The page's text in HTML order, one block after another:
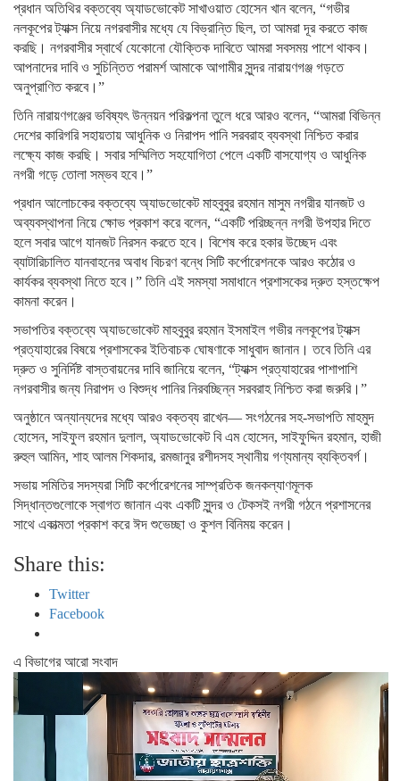
প্রধান অতিথির বক্তব্যে অ্যাডভোকেট সাখাওয়াত হোসেন খান বলেন, “গভীর
নলকূপের ট্যাক্স নিয়ে নগরবাসীর মধ্যে যে বিভ্রান্তি ছিল, তা আমরা দূর করতে কাজ
করছি। নগরবাসীর স্বার্থে যেকোনো যৌক্তিক দাবিতে আমরা সবসময় পাশে থাকব।
আপনাদের দাবি ও সুচিন্তিত পরামর্শ আমাকে আগামীর সুন্দর নারায়ণগঞ্জ গড়তে
অনুপ্রাণিত করবে।”
তিনি নারায়ণগঞ্জের ভবিষ্যৎ উন্নয়ন পরিকল্পনা তুলে ধরে আরও বলেন, “আমরা বিভিন্ন
দেশের কারিগরি সহায়তায় আধুনিক ও নিরাপদ পানি সরবরাহ ব্যবস্থা নিশ্চিত করার
লক্ষ্যে কাজ করছি। সবার সম্মিলিত সহযোগিতা পেলে একটি বাসযোগ্য ও আধুনিক
নগরী গড়ে তোলা সম্ভব হবে।”
প্রধান আলোচকের বক্তব্যে অ্যাডভোকেট মাহবুবুর রহমান মাসুম নগরীর যানজট ও
অব্যবস্থাপনা নিয়ে ক্ষোভ প্রকাশ করে বলেন, “একটি পরিচ্ছন্ন নগরী উপহার দিতে
হলে সবার আগে যানজট নিরসন করতে হবে। বিশেষ করে হকার উচ্ছেদ এবং
ব্যাটারিচালিত যানবাহনের অবাধ বিচরণ বন্ধে সিটি কর্পোরেশনকে আরও কঠোর ও
কার্যকর ব্যবস্থা নিতে হবে।” তিনি এই সমস্যা সমাধানে প্রশাসকের দ্রুত হস্তক্ষেপ
কামনা করেন।
সভাপতির বক্তব্যে অ্যাডভোকেট মাহবুবুর রহমান ইসমাইল গভীর নলকূপের ট্যাক্স
প্রত্যাহারের বিষয়ে প্রশাসকের ইতিবাচক ঘোষণাকে সাধুবাদ জানান। তবে তিনি এর
দ্রুত ও সুনির্দিষ্ট বাস্তবায়নের দাবি জানিয়ে বলেন, “ট্যাক্স প্রত্যাহারের পাশাপাশি
নগরবাসীর জন্য নিরাপদ ও বিশুদ্ধ পানির নিরবচ্ছিন্ন সরবরাহ নিশ্চিত করা জরুরি।”
অনুষ্ঠানে অন্যান্যদের মধ্যে আরও বক্তব্য রাখেন— সংগঠনের সহ-সভাপতি মাহমুদ
হোসেন, সাইফুল রহমান দুলাল, অ্যাডভোকেট বি এম হোসেন, সাইফুদ্দিন রহমান, হাজী
রুহুল আমিন, শাহ আলম শিকদার, রমজানুর রশীদসহ স্থানীয় গণ্যমান্য ব্যক্তিবর্গ।
সভায় সমিতির সদস্যরা সিটি কর্পোরেশনের সাম্প্রতিক জনকল্যাণমূলক
সিদ্ধান্তগুলোকে স্বাগত জানান এবং একটি সুন্দর ও টেকসই নগরী গঠনে প্রশাসনের
সাথে একাত্মতা প্রকাশ করে ঈদ শুভেচ্ছা ও কুশল বিনিময় করেন।
Share this:
Twitter
Facebook
এ বিভাগের আরো সংবাদ